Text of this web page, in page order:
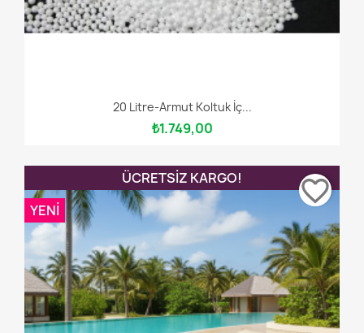
20 Litre-Armut Koltuk İç...
₺1.749,00
ÜCRETSIZ KARGO!
YENI
favorite_border